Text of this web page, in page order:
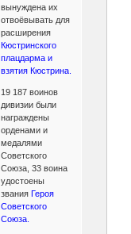
вынуждена их
отвоёвывать для
расширения
Кюстринского
плацдарма и
взятия Кюстрина.
19 187 воинов
дивизии были
награждены
орденами и
медалями
Советского
Союза, 33 воина
удостоены
звания Героя
Советского
Союза.